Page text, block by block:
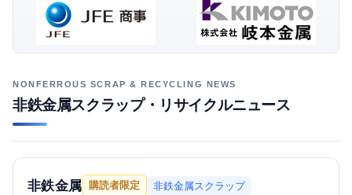
非鉄金属スクラップ・リサイクルニュース
非鉄金属 購読者限定 非鉄金属スクラップ